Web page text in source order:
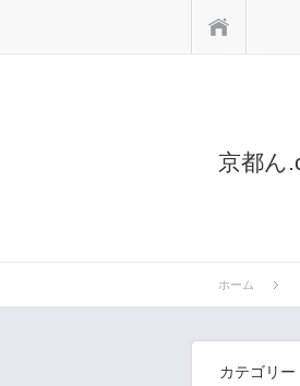
京都ん
ホーム
カテゴリー